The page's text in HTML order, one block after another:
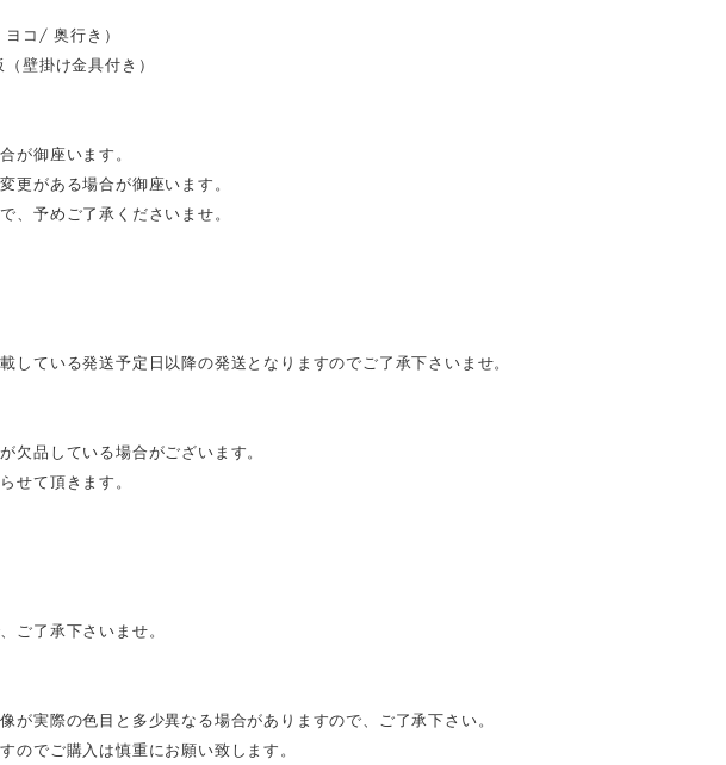
コ/ 奥行き）
壁掛け金具付き）
が御座います。
更がある場合が御座います。
、予めご了承くださいませ。
ている発送予定日以降の発送となりますのでご了承下さいませ。
欠品している場合がございます。
せて頂きます。
ご了承下さいませ。
実際の色目と多少異なる場合がありますので、ご了承下さい。
でご購入は慎重にお願い致します。